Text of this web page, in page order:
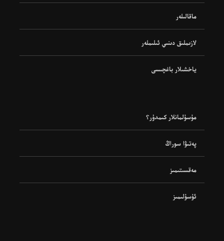
ماقالىلەر
لازىملىق دىنىي ئىلىملەر
ياخشىلار باغچىسى
مۇسۇلمانلار كىمدۇر؟
پەتىۋا سوراڭ
مەقسىتىمىز
ئۇسۇلىمىز